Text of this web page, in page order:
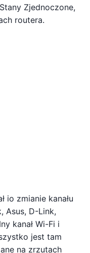
Zjednoczone,
routera.
io zmianie kanału
Asus, D-Link,
kanał Wi-Fi i
jest tam
na zrzutach